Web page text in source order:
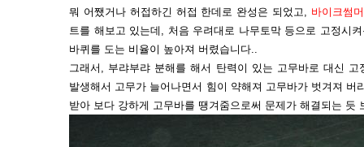
뭐 어쨌거나 허접하긴 허접 한데로 완성은 되었고, 바이크썸머
트를 해보고 있는데, 처음 우려대로 나무토막 등으로 고정시
바퀴를 도는 비율이 높아져 버렸습니다..
그래서, 부랴부랴 분해를 해서 탄력이 있는 고무바로 대신
발생해서 고무가 늘어나면서 힘이 약해져 고무바가 벗겨져 버
받아 보다 강하게 고무바를 땡겨줌으로써 문제가 해결되는 듯